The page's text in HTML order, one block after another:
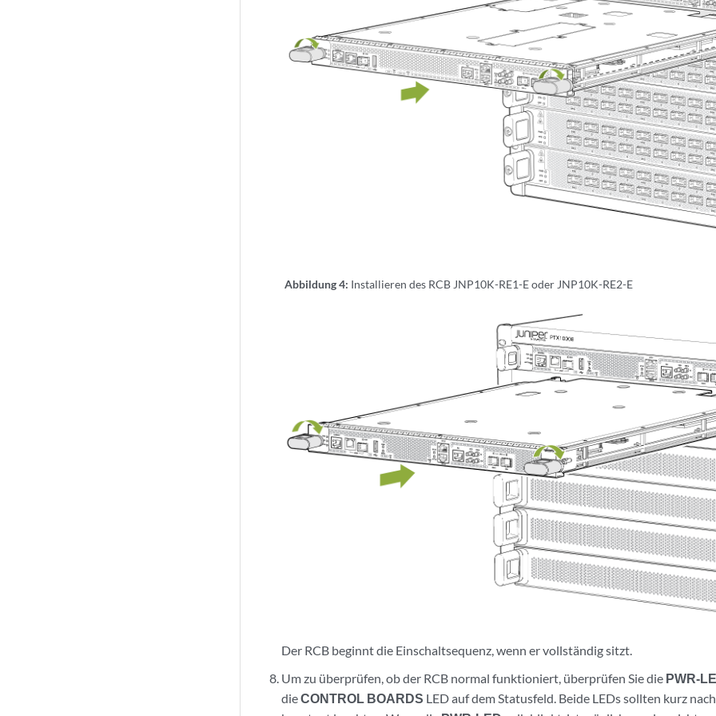
Abbildung 4: Installieren des RCB JNP10K-RE1-E oder JNP10K-RE2-E
Der RCB beginnt die Einschaltsequenz, wenn er vollständig sitzt.
Um zu überprüfen, ob der RCB normal funktioniert, überprüfen Sie die PWR-
dieCONTROL BOARDS LED auf dem Statusfeld. Beide LEDs sollten kurz